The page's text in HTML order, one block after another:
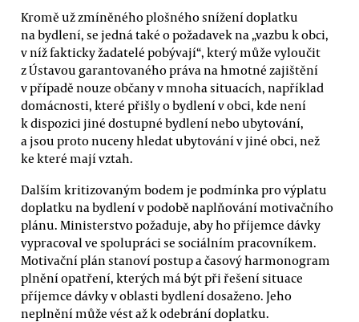
Kromě už zmíněného plošného snížení doplatku
na bydlení, se jedná také o požadavek na „vazbu k obci,
v níž fakticky žadatelé pobývají“, který může vyloučit
z Ústavou garantovaného práva na hmotné zajištění
v případě nouze občany v mnoha situacích, například
domácnosti, které přišly o bydlení v obci, kde není
k dispozici jiné dostupné bydlení nebo ubytování,
a jsou proto nuceny hledat ubytování v jiné obci, než
ke které mají vztah.
Dalším kritizovaným bodem je podmínka pro výplatu
doplatku na bydlení v podobě naplňování motivačního
plánu. Ministerstvo požaduje, aby ho příjemce dávky
vypracoval ve spolupráci se sociálním pracovníkem.
Motivační plán stanoví postup a časový harmonogram
plnění opatření, kterých má být při řešení situace
příjemce dávky v oblasti bydlení dosaženo. Jeho
neplnění může vést až k odebrání doplatku.